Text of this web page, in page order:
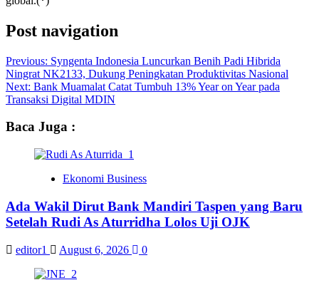
Post navigation
Previous: Syngenta Indonesia Luncurkan Benih Padi Hibrida
Ningrat NK2133, Dukung Peningkatan Produktivitas Nasional
Next: Bank Muamalat Catat Tumbuh 13% Year on Year pada
Transaksi Digital MDIN
Baca Juga :
Ekonomi Business
Ada Wakil Dirut Bank Mandiri Taspen yang Baru
Setelah Rudi As Aturridha Lolos Uji OJK
editor1 August 6, 2026 0